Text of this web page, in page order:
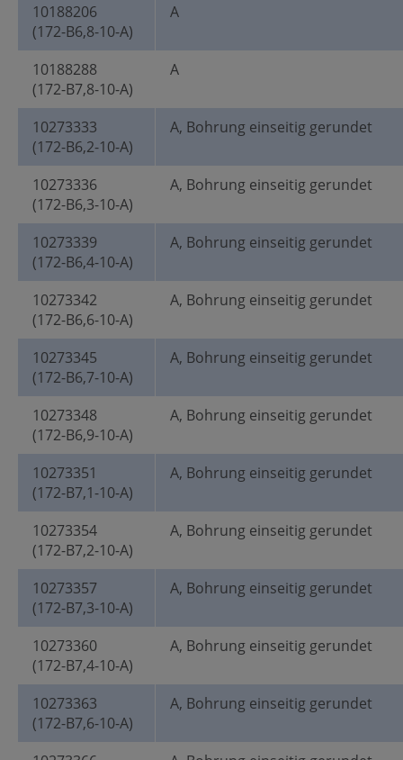
10188206
(172-B6,8-10-A)
A
10188288
(172-B7,8-10-A)
A
10273333
(172-B6,2-10-A)
A, Bohrung einseitig gerundet
10273336
(172-B6,3-10-A)
A, Bohrung einseitig gerundet
10273339
(172-B6,4-10-A)
A, Bohrung einseitig gerundet
10273342
(172-B6,6-10-A)
A, Bohrung einseitig gerundet
10273345
(172-B6,7-10-A)
A, Bohrung einseitig gerundet
10273348
(172-B6,9-10-A)
A, Bohrung einseitig gerundet
10273351
(172-B7,1-10-A)
A, Bohrung einseitig gerundet
10273354
(172-B7,2-10-A)
A, Bohrung einseitig gerundet
10273357
(172-B7,3-10-A)
A, Bohrung einseitig gerundet
10273360
(172-B7,4-10-A)
A, Bohrung einseitig gerundet
10273363
(172-B7,6-10-A)
A, Bohrung einseitig gerundet